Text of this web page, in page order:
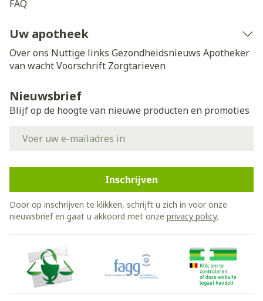
FAQ
Uw apotheek
Over ons Nuttige links Gezondheidsnieuws Apotheker
van wachtVoorschrift Zorgtarieven
Nieuwsbrief
Blijf op de hoogte van nieuwe producten en promoties
Inschrijven
Door op inschrijven te klikken, schrijft u zich in voor onze
nieuwsbrief en gaat u akkoord met onze privacy policy.